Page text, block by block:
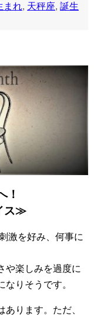
まれ, 天秤座,誕生
！
ス≫
激を好み、何事に
や楽しみを過度に
りそうです。
ります。ただ、